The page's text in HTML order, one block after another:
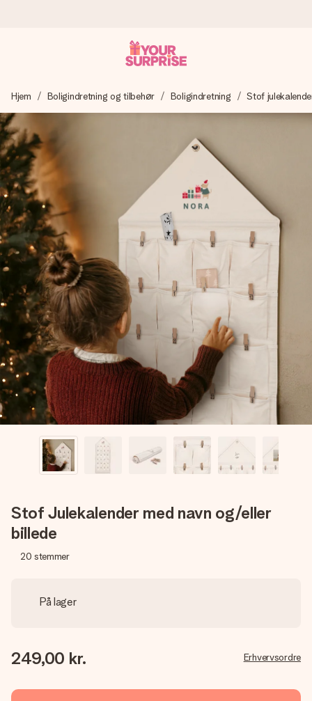
Vi laver din gave med omhu og sender den lynhurtigt – så
du kan give den på det helt rette tidspunkt, når den
4,7 (baseret på +15.000 anmeldelser)
Vores gaver inspirerer. Kunderne giver os 4,7 på Google
Reviews.
Gratis kort med hilsen
Lav noget særligt i blot få trin – med hendes navn, et
billede af dig eller en besked, der går lige i hendes hjerte.
Intet besvær men udelukkende en masse kærlighed i
øjeblikket.
Hjem Boligindretning og tilbehør Boligindretning Stof
Stof Julekalender med navn og/eller
billede
20 stemmer
På lager
249,00 kr. Erhvervsordre